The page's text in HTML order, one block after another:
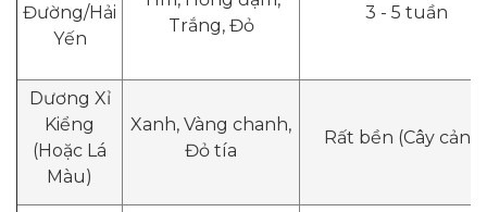
Đường/Hải
Yến
Trắng, Đỏ
3 - 5 tuần
Dương Xỉ
Kiểng
(Hoặc Lá
Màu)
Xanh, Vàng chanh,
Đỏ tía
Rất bền (Cây